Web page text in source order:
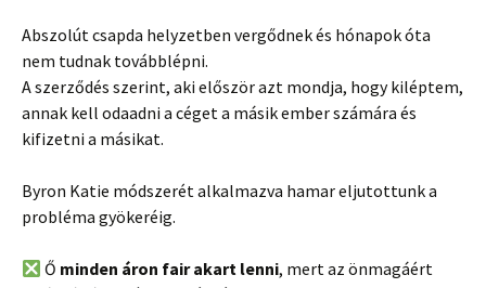
Abszolút csapda helyzetben vergődnek és hónapok óta
nem tudnak továbblépni.
A szerződés szerint, aki először azt mondja, hogy kiléptem,
annak kell odaadni a céget a másik ember számára és
kifizetni a másikat.
Byron Katie módszerét alkalmazva hamar eljutottunk a
probléma gyökeréig.
Ő minden áron fair akart lenni, mert az önmagáért